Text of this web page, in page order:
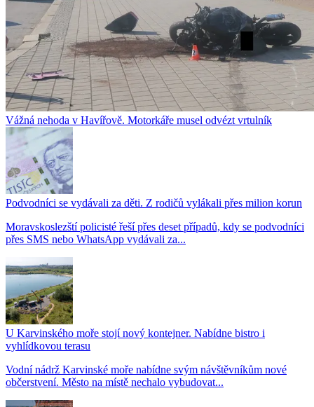
Vážná nehoda v Havířově. Motorkáře musel odvézt vrtulník
Podvodníci se vydávali za děti. Z rodičů vylákali přes milion korun
Moravskoslezští policisté řeší přes deset případů, kdy se podvodníci
přes SMS nebo WhatsApp vydávali za...
U Karvinského moře stojí nový kontejner. Nabídne bistro i
vyhlídkovou terasu
Vodní nádrž Karvinské moře nabídne svým návštěvníkům nové
občerstvení. Město na místě nechalo vybudovat...